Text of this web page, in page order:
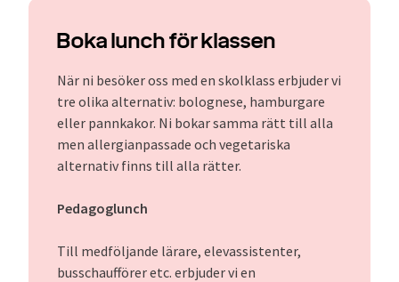
Boka lunch för klassen
När ni besöker oss med en skolklass erbjuder vi
tre olika alternativ: bolognese, hamburgare
eller pannkakor. Ni bokar samma rätt till alla
men allergianpassade och vegetariska
alternativ finns till alla rätter.
Pedagoglunch
Till medföljande lärare, elevassistenter,
busschaufförer etc. erbjuder vi en